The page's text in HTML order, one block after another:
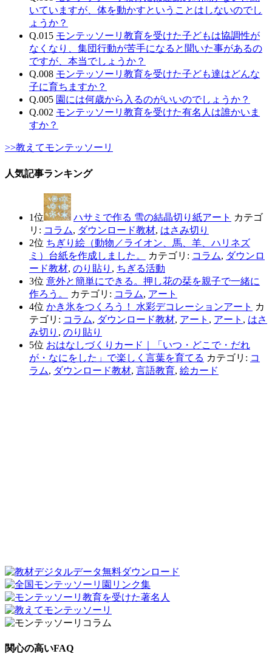
いていますが、体を動かすということはしないのでし
ょうか？
Q.015 モンテッソーリ教育を受けた子どもは協調性が
なくなり、集団行動が苦手になると聞いた事があるの
ですが、本当でしょうか？
Q.008 モンテッソーリ教育を受けた子ども達はどんな
子に育ちますか？
Q.005 園には何歳から入るのがいいのでしょうか？
Q.002 モンテッソーリ教育を受けた有名人は誰かいま
すか？
>>教えてモンテッソーリ
人気記事ランキング
1位 ハサミで作る 雪の結晶切り紙アート カテゴ
リ: コラム, ダウンロード教材, はさみ切り
2位 ちぎり絵（動物／ライオン、馬、羊、ハリネズ
ミ）台紙を作成しました。
カテゴリ: コラム, ダウンロ
ード教材, のり貼り , ちぎる活動
3位 意外と簡単にできる。押し花の栞を親子で一緒に
作ろう。
カテゴリ: コラム, アート
4位 かき氷をつくろう！ 水彩デコレーションアート カ
テゴリ: コラム, ダウンロード教材, アート , アート , はさ
み切り , のり貼り
5位 おはなしづくりカード｜「いつ・どこで・だれ
が・なにをした」で楽しく言葉を育てる カテゴリ: コ
ラム, ダウンロード教材, 言語教育, 絵カード
関心の高いFAQ